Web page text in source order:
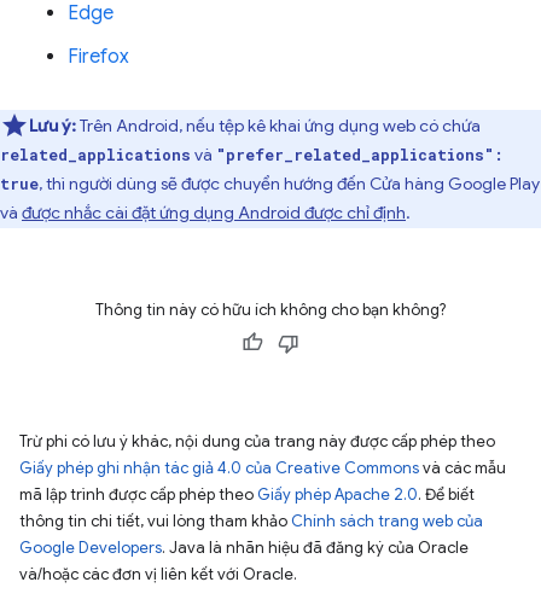
Edge
Firefox
Lưu ý:Trên Android, nếu tệp kê khai ứng dụng web có chứa
related_applications và "prefer_related_applications":
true, thì người dùng sẽ được chuyển hướng đến Cửa hàng Google Play
và được nhắc cài đặt ứng dụng Android được chỉ định.
Thông tin này có hữu ích không cho bạn không?
Trừ phi có lưu ý khác, nội dung của trang này được cấp phép theo
Giấy phép ghi nhận tác giả 4.0 của Creative Commonsvà các mẫu
mã lập trình được cấp phép theo Giấy phép Apache 2.0. Để biết
thông tin chi tiết, vui lòng tham khảo Chính sách trang web của
Google Developers. Java là nhãn hiệu đã đăng ký của Oracle
và/hoặc các đơn vị liên kết với Oracle.